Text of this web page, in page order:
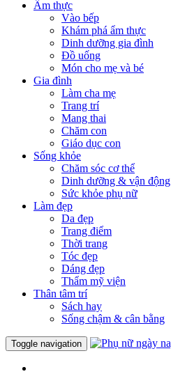
Ẩm thực
Vào bếp
Khám phá ẩm thực
Dinh dưỡng gia đình
Đồ uống
Món cho mẹ và bé
Gia đình
Làm cha mẹ
Trang trí
Mang thai
Chăm con
Giáo dục con
Sống khỏe
Chăm sóc cơ thể
Dinh dưỡng & vận động
Sức khỏe phụ nữ
Làm đẹp
Da đẹp
Trang điểm
Thời trang
Tóc đẹp
Dáng đẹp
Thẩm mỹ viện
Thân tâm trí
Sách hay
Sống chậm & cân bằng
Toggle navigation